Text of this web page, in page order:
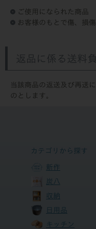
ご使用になられた商品
お客様のもとで傷、損
返品に係る送料
当該商品の返送及び再送
のとします。
カテゴリから探す
新作
炭八
収納
日用品
キッチン